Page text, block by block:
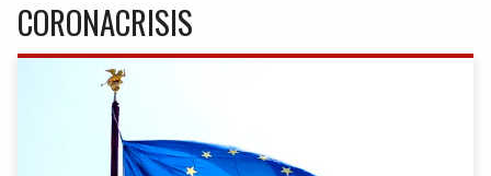
CORONACRISIS